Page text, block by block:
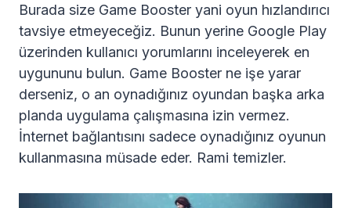
Burada size Game Booster yani oyun hızlandırıcı
tavsiye etmeyeceğiz. Bunun yerine Google Play
üzerinden kullanıcı yorumlarını inceleyerek en
uygununu bulun. Game Booster ne işe yarar
derseniz, o an oynadığınız oyundan başka arka
planda uygulama çalışmasına izin vermez.
İnternet bağlantısını sadece oynadığınız oyunun
kullanmasına müsade eder. Rami temizler.